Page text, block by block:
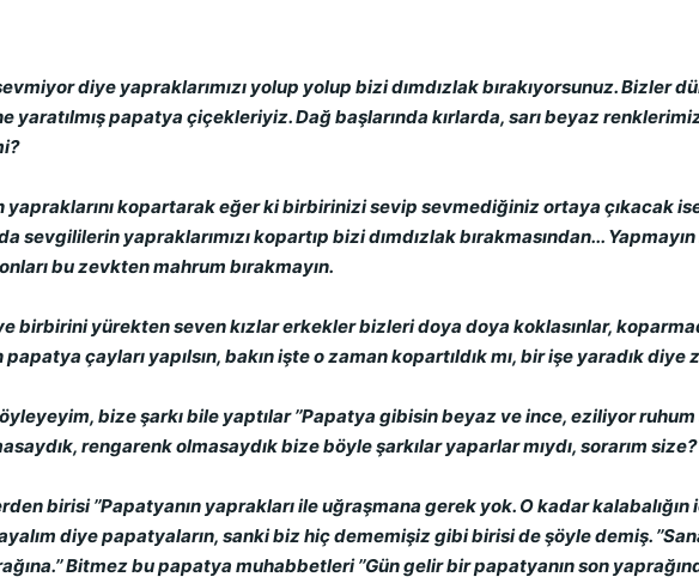
diye yapraklarımızı yolup yolup bizi dımdızlak bırakıyorsunuz. Bizler
yaratılmış papatya çiçekleriyiz. Dağ başlarında kırlarda, sarı beyaz
yapraklarını kopartarak eğer ki birbirinizi sevip sevmediğiniz ortaya çıkacak
sevgililerin yapraklarımızı kopartıp bizi dımdızlak bırakmasından...
bu zevkten mahrum bırakmayın.
ve birbirini yürekten seven kızlar erkekler bizleri doya doya koklasınlar,
çayları yapılsın, bakın işte o zaman kopartıldık mı, bir işe yaradık
bize şarkı bile yaptılar ’’Papatya gibisin beyaz ve ince, eziliyor
rengarenk olmasaydık bize böyle şarkılar yaparlar mıydı, sorarım size?
birisi ’’Papatyanın yaprakları ile uğraşmana gerek yok. O kadar
diye papatyaların, sanki biz hiç dememişiz gibi birisi de şöyle demiş.
Bitmez bu papatya muhabbetleri ’’Gün gelir bir papatyanın son